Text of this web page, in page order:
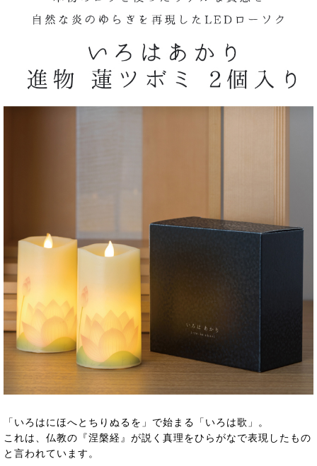
「いろはにほへとちりぬるを」で始まる「いろは歌」。
これは、仏教の『涅槃経』が説く真理をひらがなで表現したもの
と言われています。